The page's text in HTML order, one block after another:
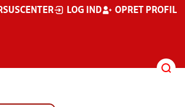
LOG IND OPRET PROFIL